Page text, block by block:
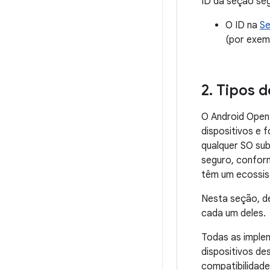
O ID na
(por
2. Tipos
O Android
dispositivos e
qualquer SO
seguro,
têm um
Nesta seção,
cada um deles.
Todas as
dispositivos